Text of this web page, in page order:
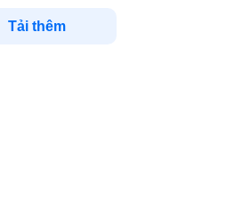
Tải thêm